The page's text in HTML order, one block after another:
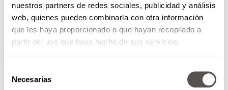
nuestros partners de redes sociales, publicidad y análisis
web, quienes pueden combinarla con otra información
que les haya proporcionado o que hayan recopilado a
partir del uso que haya hecho de sus servicios.
Necesarias